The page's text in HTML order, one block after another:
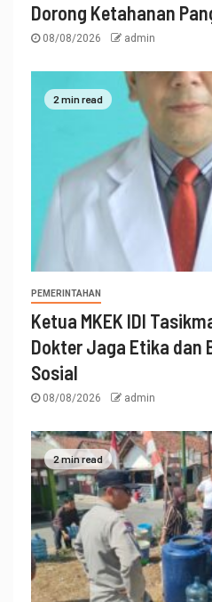
Dorong Ketahanan
08/08/2026 admin
2 min read
PEMERINTAHAN
Ketua MKEK IDI
Dokter Jaga Etika dan
Sosial
08/08/2026 admin
2 min read